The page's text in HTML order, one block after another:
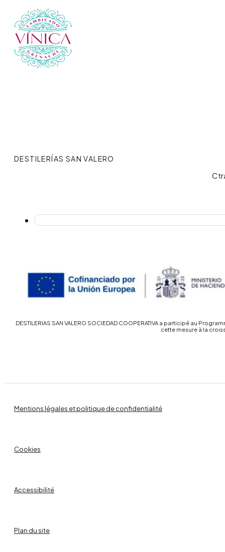
DESTILERÍAS SAN VALERO
DESTILERIAS SAN VALERO SOCIEDAD COOPERATIVA a participé au
cette mesure à la
Mentions légales et politique de confidentialité
Cookies
Accessibilité
Plan du site